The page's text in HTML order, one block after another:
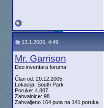
13.1.2006, 4:49
Mr. Garrison
Deo inventara foruma
Član od: 20.12.2005.
Lokacija: South Park
Poruke: 4.887
Zahvalnice: 98
Zahvaljeno 164 puta na 141 poruka